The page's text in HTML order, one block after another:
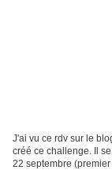
J'ai vu ce rdv sur le
créé ce challenge. Il
22 septembre